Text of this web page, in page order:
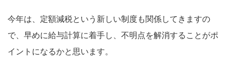
今年は、定額減税という新しい制度も関係してきますの
で、早めに給与計算に着手し、不明点を解消することがポ
イントになるかと思います。